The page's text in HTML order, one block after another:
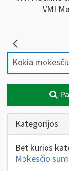
VMI
Kategorijos
Bet kurios
Mokesčio